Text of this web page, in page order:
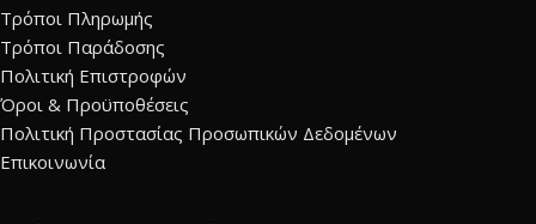
Τρόποι Πληρωμής
Τρόποι Παράδοσης
Πολιτική Επιστροφών
Όροι & Προϋποθέσεις
Πολιτική Προστασίας Προσωπικών Δεδομένων
Επικοινωνία